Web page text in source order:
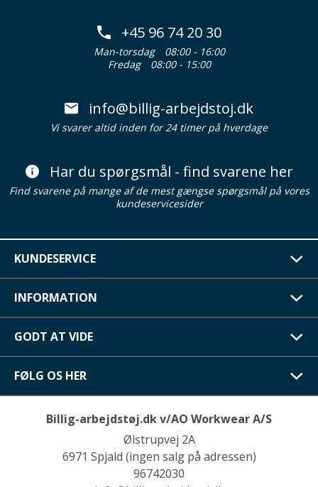
+45 96 74 20 30
Man-torsdag
08:00 - 16:00
Fredag
08:00 - 15:00
info@billig-arbejdstoj.dk
Vi svarer altid inden for 24 timer på hverdage
Har du spørgsmål - find svarene her
Find svarene på mange af de mest gængse spørgsmål på vores
kundeservicesider
KUNDESERVICE
INFORMATION
GODT AT VIDE
FØLG OS HER
Billig-arbejdstøj.dk v/AO Workwear A/S
Ølstrupvej 2A
6971 Spjald (ingen salg på adressen)
96742030